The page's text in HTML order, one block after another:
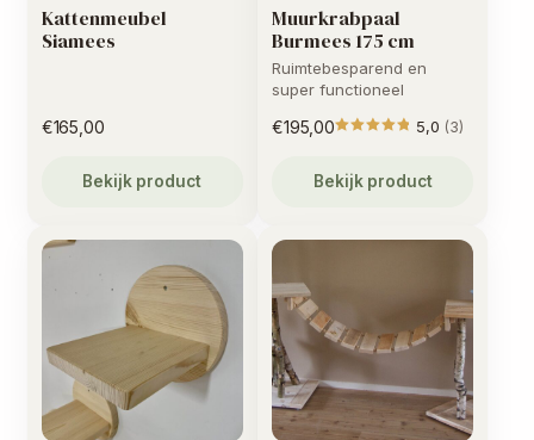
Kattenmeubel
Siamees
€165,00
Bekijk product
Muurkrabpaal
Burmees 175 cm
Ruimtebesparend en
super functioneel
€195,00 5,0 (3)
Bekijk product